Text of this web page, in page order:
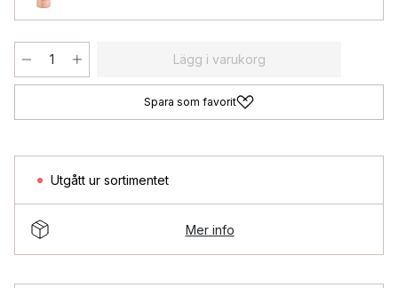
Lägg i varukorg
Spara som favorit
Utgått ur sortimentet
Mer info